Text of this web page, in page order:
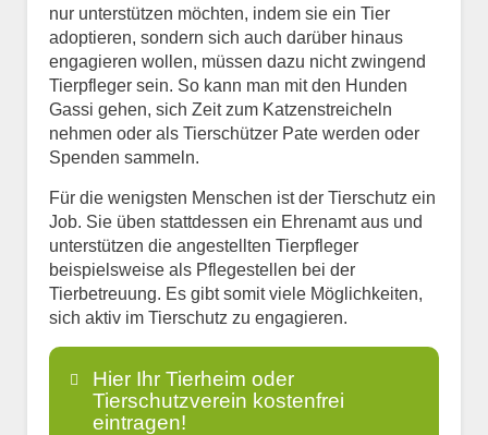
nur unterstützen möchten, indem sie ein Tier
adoptieren, sondern sich auch darüber hinaus
engagieren wollen, müssen dazu nicht zwingend
Tierpfleger sein. So kann man mit den Hunden
Gassi gehen, sich Zeit zum Katzenstreicheln
nehmen oder als Tierschützer Pate werden oder
Spenden sammeln.
Für die wenigsten Menschen ist der Tierschutz ein
Job. Sie üben stattdessen ein Ehrenamt aus und
unterstützen die angestellten Tierpfleger
beispielsweise als Pflegestellen bei der
Tierbetreuung. Es gibt somit viele Möglichkeiten,
sich aktiv im Tierschutz zu engagieren.
Hier Ihr Tierheim oder
Tierschutzverein kostenfrei
eintragen!